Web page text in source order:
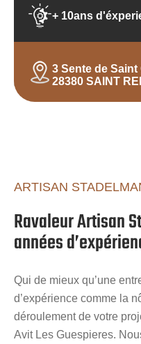
+ 10ans
3 Sente de Saint
28380 SAINT
ARTISAN
Ravaleur Artisan
années
Qui de mieux qu’une
d’expérience comme la
déroulement de votre
Avit Les Guespieres.